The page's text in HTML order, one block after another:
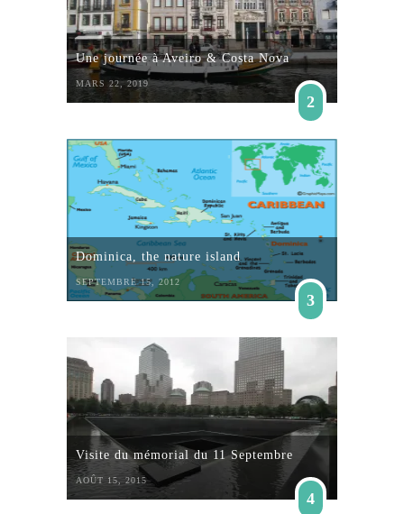
Une journée à Aveiro & Costa Nova
MARS 22, 2019
2
Dominica, the nature island
SEPTEMBRE 15, 2012
3
Visite du mémorial du 11 Septembre
AOÛT 15, 2015
4